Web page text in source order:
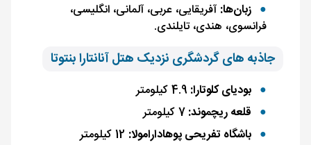
زبان‌ها: آفریقایی، عربی، آلمانی، انگلیسی،
فرانسوی، هندی، تایلندی.
جاذبه های گردشگری نزدیک هتل آنانتارا بنتوتا
بودیای کلوتارا:4.9 کیلومتر
قلعه ریچموند:7 کیلومتر
باشگاه تفریحی پوهادارامولا: